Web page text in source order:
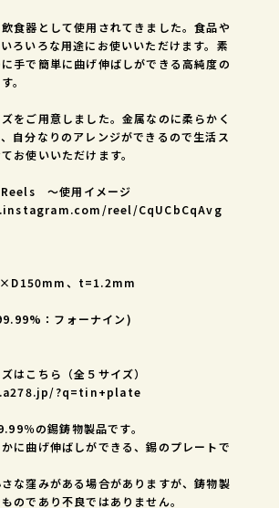
食器として使用されてきました。食品や
ろいろな用途にお使いいただけます。素
手で簡単に曲げ伸ばしができる高純度の
。
をご用意しました。金属なのに柔らかく
自分なりのアレンジができるので生活ス
お使いいただけます。
～使用イメージ
reel/CqUCbCqAvg
、t=1.2mm
：フォーナイン)
はこちら（全５サイズ）
?q=tin+plate
％の錫鋳物製品です。
に曲げ伸ばしができる、錫のプレートで
な窪みがある場合がありますが、鋳物製
のであり不良ではありません。